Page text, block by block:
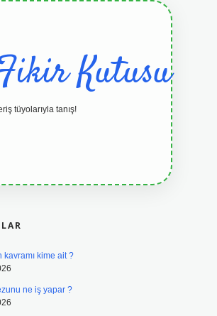
Kutusu
tüyolarıyla tanış!
kavramı kime ait ?
ne iş yapar ?